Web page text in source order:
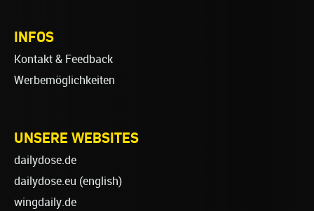
INFOS
Kontakt & Feedback
Werbemöglichkeiten
UNSERE WEBSITES
dailydose.de
dailydose.eu (english)
wingdaily.de